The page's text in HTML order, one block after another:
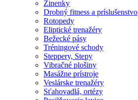
Žinenky
Drobný fitness a príslušenstvo
Rotopedy
Eliptické trenažéry
Bežecké pásy
Tréningové schody
Steppery, Stepy
Vibračné plošiny
Masážne prístroje
Veslárske trenažéry
Sťahovadlá, ortézy